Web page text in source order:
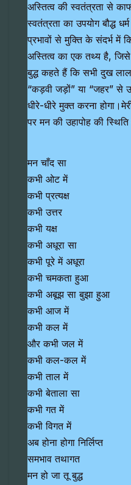
अस्तित्व की स्वतंत्रता से
स्वतंत्रता का उपयोग बौद्ध
प्रभावों से मुक्ति के संदर्भ में
अस्तित्व का एक तथ्य है,
बुद्ध कहते हैं कि सभी दुख
“कड़वी जड़ों” या “जहर” से
धीरे-धीरे मुक्त करना
पर मन की उहापोह की
मन चाँद सा
कभी ओट में
कभी प्रत्यक्ष
कभी उत्तर
कभी यक्ष
कभी अधूरा सा
कभी पूरे में अधूरा
कभी चमकता हुआ
कभी अबूझ सा बुझा हुआ
कभी आज में
कभी कल में
और कभी जल में
कभी कल-कल में
कभी ताल में
कभी बेताला सा
कभी गत में
कभी विगत में
अब होना होगा निर्लिप्त
समभाव तथागत
मन हो जा तू बुद्ध